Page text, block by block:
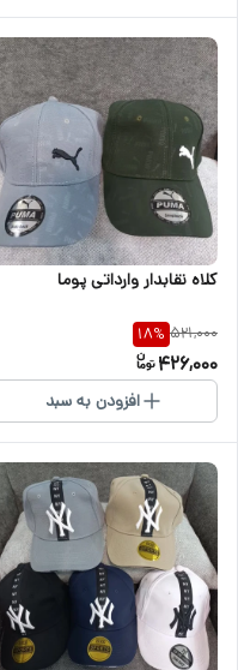
کلاه نقابدار وارداتی پوما
521,000
18%
426,000
افزودن به سبد